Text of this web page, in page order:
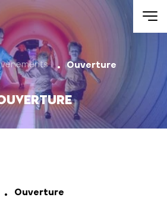
Ouverture
Ouverture